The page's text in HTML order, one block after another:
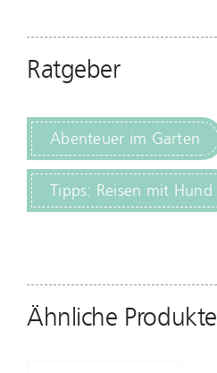
Ratgeber
Abenteuer im Garten
Tipps: Reisen mit Hund
Ähnliche Produkte